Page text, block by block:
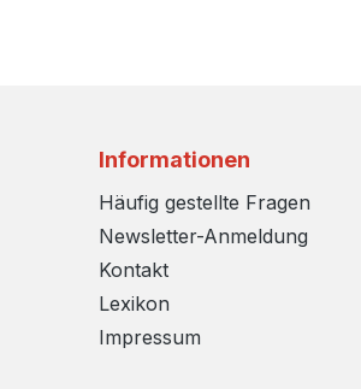
Informationen
Häufig gestellte Fragen
Newsletter-Anmeldung
Kontakt
Lexikon
Impressum